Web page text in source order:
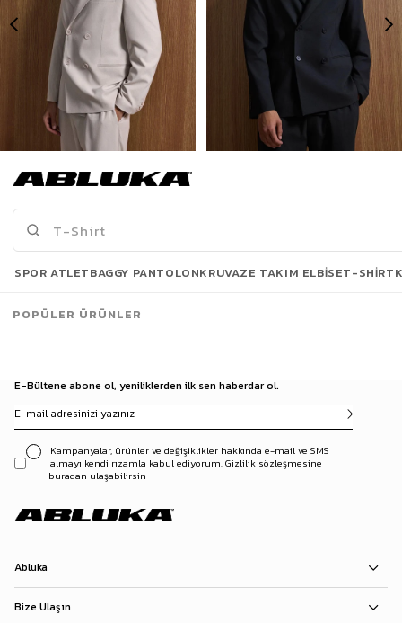
Erkek Oversize Rahat Kalıp Kruvaze Takım Elbise Bej
Son Bakılanlar
E-Bültene abone ol, yeniliklerden ilk sen haberdar ol.
Kampanyalar, ürünler ve değişiklikler hakkında e-mail ve SMS
almayı kendi rızamla kabul ediyorum. Gizlilik sözleşmesine
buradan ulaşabilirsin
Abluka
Bize Ulaşın
SPOR ATLETBAGGY PANTOLONKRUVAZE TAKIM ELBISET-SHIRT
POPÜLER ÜRÜNLER